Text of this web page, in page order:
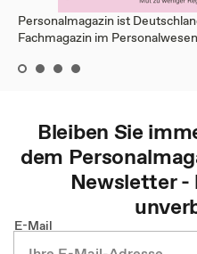
Personalmagazin ist
Fachmagazin im
Bleiben Sie
dem
Newsletter -
E-Mail